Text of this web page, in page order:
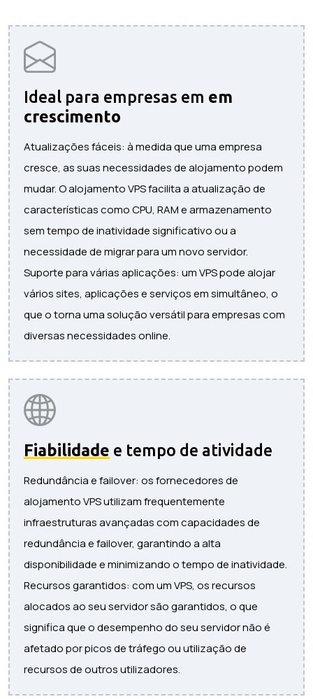
Ideal para empresas em em
crescimento
Atualizações fáceis: à medida que uma empresa
cresce, as suas necessidades de alojamento podem
mudar. O alojamento VPS facilita a atualização de
características como CPU, RAM e armazenamento
sem tempo de inatividade significativo ou a
necessidade de migrar para um novo servidor.
Suporte para várias aplicações: um VPS pode alojar
vários sites, aplicações e serviços em simultâneo, o
que o torna uma solução versátil para empresas com
diversas necessidades online.
Fiabilidade e tempo de atividade
Redundância e failover: os fornecedores de
alojamento VPS utilizam frequentemente
infraestruturas avançadas com capacidades de
redundância e failover, garantindo a alta
disponibilidade e minimizando o tempo de inatividade.
Recursos garantidos: com um VPS, os recursos
alocados ao seu servidor são garantidos, o que
significa que o desempenho do seu servidor não é
afetado por picos de tráfego ou utilização de
recursos de outros utilizadores.